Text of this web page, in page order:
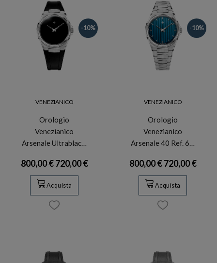
-10%
VENEZIANICO
Orologio
Venezianico
Arsenale Ultrablac…
800,00 €720,00 €
Acquista
-10%
VENEZIANICO
Orologio
Venezianico
Arsenale 40 Ref. 6…
800,00 €720,00 €
Acquista